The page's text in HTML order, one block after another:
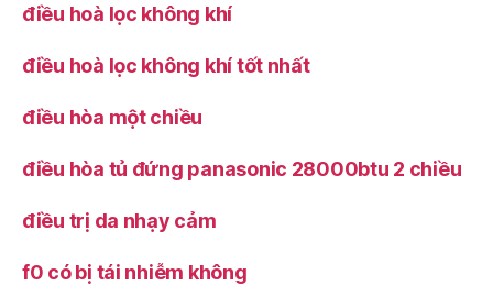
điều hoà lọc không khí
điều hoà lọc không khí tốt nhất
điều hòa một chiều
điều hòa tủ đứng panasonic 28000btu 2 chiều
điều trị da nhạy cảm
f0 có bị tái nhiễm không